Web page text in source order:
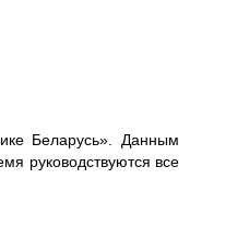
Беларусь». Данным
руководствуются все